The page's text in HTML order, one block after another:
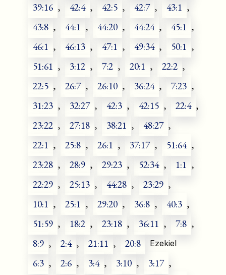
39:16 , 42:4 , 42:5 , 42:7 , 43:1 ,
43:8 , 44:1 , 44:20 , 44:24 , 45:1 ,
46:1 , 46:13 , 47:1 , 49:34 , 50:1 ,
51:61 , 3:12 , 7:2 , 20:1 , 22:2 ,
22:5 , 26:7 , 26:10 , 36:24 , 7:23 ,
31:23 , 32:27 , 42:3 , 42:15 , 22:4 ,
23:22 , 27:18 , 38:21 , 48:27 ,
22:1 , 25:8 , 26:1 , 37:17 , 51:64 ,
23:28 , 28:9 , 29:23 , 52:34 , 1:1 ,
22:29 , 25:13 , 44:28 , 23:29 ,
10:1 , 25:1 , 29:20 , 36:8 , 40:3 ,
51:59 , 18:2 , 23:18 , 36:11 , 7:8 ,
8:9 , 2:4 , 21:11 , 20:8 Ezekiel
6:3 , 2:6 , 3:4 , 3:10 , 3:17 ,